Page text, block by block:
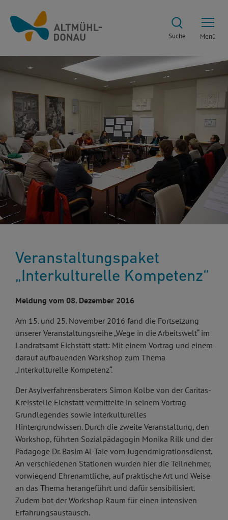
Suche Menü
Veranstaltungspaket
„Interkulturelle Kompetenz“
Meldung vom 08. Dezember 2016
Am 15. und 25. November 2016 fand die Fortsetzung
unserer Veranstaltungsreihe „Wege in die Arbeitswelt“ im
Landratsamt Eichstätt statt: Mit einem Vortrag und einem
darauf aufbauenden Workshop zum Thema
„Interkulturelle Kompetenz“.
Der Asylverfahrensberaters Simon Kolbe von der Caritas-
Kreisstelle Eichstätt vermittelte in seinem Vortrag
Grundlegendes sowie interkulturelles
Hintergrundwissen. Durch die zweite Veranstaltung, den
Workshop, führten Sozialpädagogin Monika Rilk und der
Pädagoge Dr. Basim Al-Taie vom Jugendmigrationsdienst.
An verschiedenen Stationen wurden hier die Teilnehmer,
vorwiegend Ehrenamtliche, auf praktische Art und Weise
an das Thema herangeführt und dafür sensibilisiert.
Zudem bot der Workshop Raum für einen intensiven
Erfahrungsaustausch.